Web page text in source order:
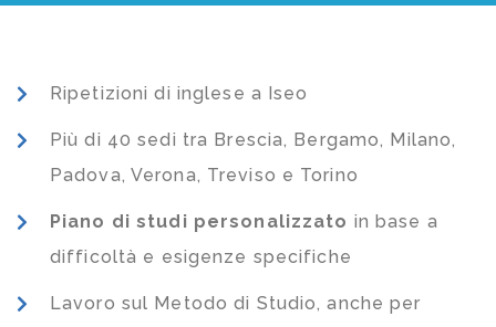
Ripetizioni di inglese a Iseo
Più di 40 sedi tra Brescia, Bergamo, Milano,
Padova, Verona, Treviso e Torino
Piano di studi personalizzato in base a
difficoltà e esigenze specifiche
Lavoro sul Metodo di Studio, anche per